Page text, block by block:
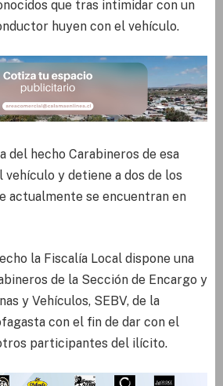
que tras intimidar con un
huyen con el vehículo.
del hecho Carabineros de esa
vehículo y detiene a dos de los
actualmente se encuentran en
la Fiscalía Local dispone una
de la Sección de Encargo y
y Vehículos, SEBV, de la
con el fin de dar con el
participantes del ilícito.